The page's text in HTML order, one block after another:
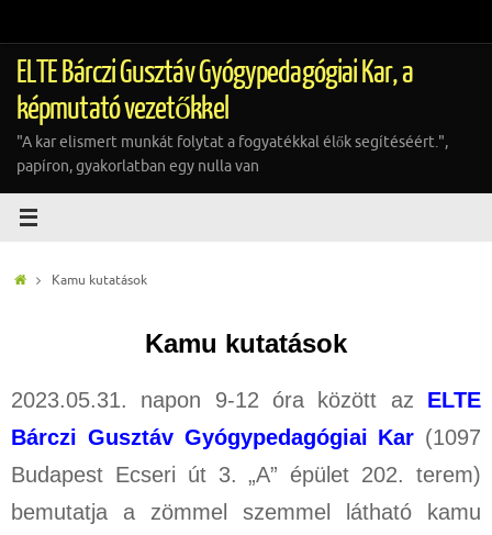
tartalomra
ELTE Bárczi Gusztáv Gyógypedagógiai Kar, a
képmutató vezetőkkel
"A kar elismert munkát folytat a fogyatékkal élők segítéséért.",
papíron, gyakorlatban egy nulla van
HomeKamu kutatások
Kamu kutatások
2023.05.31. napon 9-12 óra között az ELTE
Bárczi Gusztáv Gyógypedagógiai Kar (1097
Budapest Ecseri út 3. „A” épület 202. terem)
bemutatja a zömmel szemmel látható kamu